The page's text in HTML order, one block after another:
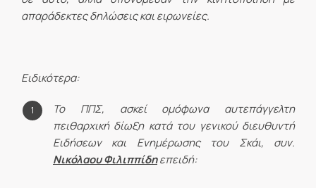
απαράδεκτες δηλώσεις και ειρωνείες.
Ειδικότερα:
Το ΠΠΣ, ασκεί ομόφωνα αυτεπάγγελτη
πειθαρχική δίωξη κατά του γενικού διευθυντή
Ειδήσεων και Ενημέρωσης του Σκάι, συν.
Νικόλαου Φιλιππίδηεπειδή: